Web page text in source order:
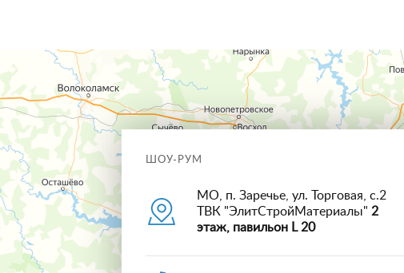
ШОУ-РУМ
МО, п. Заречье, ул. Торговая, с.2
ТВК "ЭлитСтройМатериалы" 2
этаж, павильон L 20